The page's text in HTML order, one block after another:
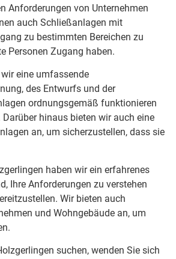
Anforderungen von Unternehmen
auch Schließanlagen mit
zu bestimmten Bereichen zu
Personen Zugang haben.
eine umfassende
des Entwurfs und der
ordnungsgemäß funktionieren
hinaus bieten wir auch eine
an, um sicherzustellen, dass sie
haben wir ein erfahrenes
Ihre Anforderungen zu verstehen
Wir bieten auch
und Wohngebäude an, um
suchen, wenden Sie sich